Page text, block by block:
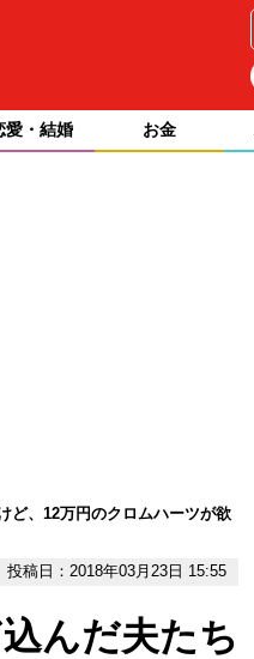
愛・結婚 お金
ど、12万円のクロムハーツが欲
投稿日：2018年03月23日 15:55
んだ夫たち